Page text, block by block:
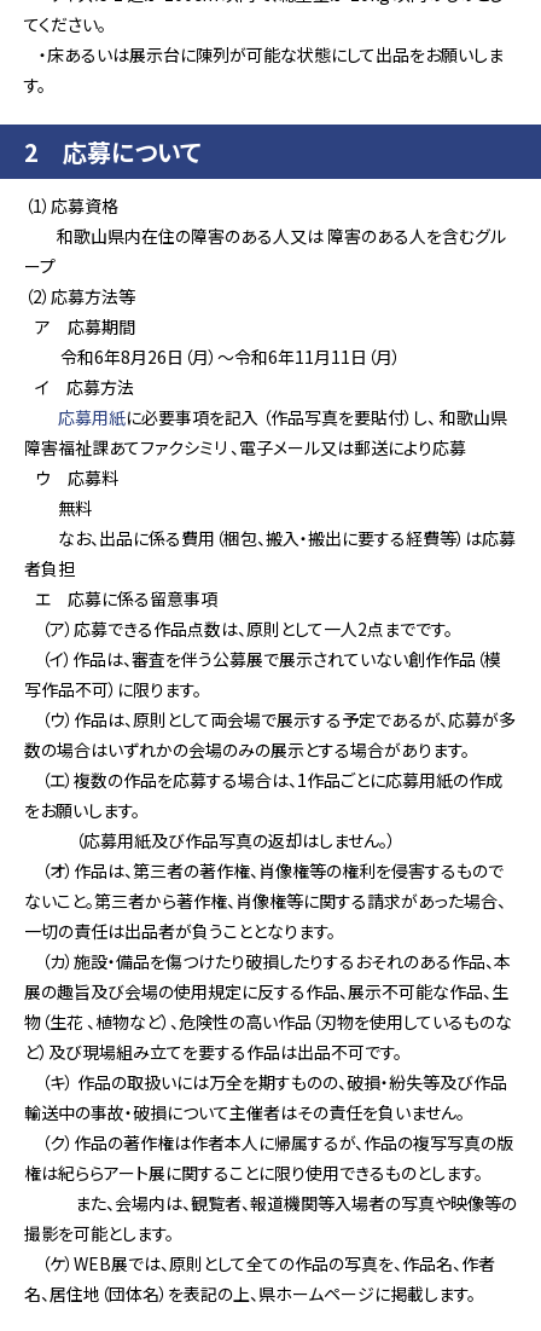
てください。
・床あるいは展示台に陳列が可能な状態にして出品をお願いしま
す。
2 応募について
（1）応募資格
和歌山県内在住の障害のある人又は 障害のある人を含むグル
ープ
（2）応募方法等
ア 応募期間
令和6年8月26日（月）～令和6年11月11日（月）
イ 応募方法
応募用紙に必要事項を記入 （作品写真を要貼付）し、 和歌山県
障害福祉課あてファクシミリ 、電子メール又は郵送により応募
ウ 応募料
無料
なお、出品に係る費用（梱包、搬入・搬出に要する経費等）は応募
者負担
エ 応募に係る留意事項
（ア）応募できる作品点数は、原則として一人2点までです。
（イ）作品は、審査を伴う公募展で展示されていない創作作品（模
写作品不可）に限ります。
（ウ）作品は、原則として両会場で展示する予定であるが、応募が多
数の場合はいずれかの会場のみの展示とする場合があります。
（エ）複数の作品を応募する場合は、1作品ごとに応募用紙の作成
をお願いします。
（応募用紙及び作品写真の返却はしません。）
（オ）作品は、第三者の著作権、肖像権等の権利を侵害するもので
ないこと。第三者から著作権、肖像権等に関する請求があった場合、
一切の責任は出品者が負うこととなります。
（カ）施設・備品を傷つけたり破損したりするおそれのある作品、本
展の趣旨及び会場の使用規定に反する作品、展示不可能な作品、生
物（生花 、植物など）、危険性の高い作品（刃物を使用しているものな
ど）及び現場組み立てを要する作品は出品不可です。
（キ） 作品の取扱いには万全を期すものの、破損・紛失等及び作品
輸送中の事故・破損について主催者はその責任を負いません。
（ク）作品の著作権は作者本人に帰属するが、作品の複写写真の版
権は紀ららアート展に関することに限り使用できるものとします。
また、会場内は、観覧者、報道機関等入場者の写真や映像等の
撮影を可能とします。
（ケ）WEB展では、原則として全ての作品の写真を、作品名、作者
名、居住地（団体名）を表記の上、県ホームページに掲載します。